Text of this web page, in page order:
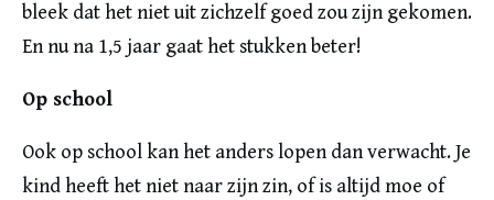
bleek dat het niet uit zichzelf goed zou zijn gekomen.
En nu na 1,5 jaar gaat het stukken beter!
Op school
Ook op school kan het anders lopen dan verwacht. Je
kind heeft het niet naar zijn zin, of is altijd moe of